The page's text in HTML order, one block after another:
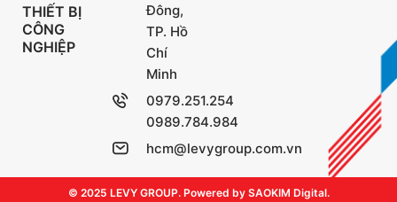
THIẾT BỊ
CÔNG
NGHIỆP
Đông,
TP. Hồ
Chí
Minh
0979.251.254
0989.784.984
hcm@levygroup.com.vn
© 2025 LEVY GROUP. Powered by SAOKIM Digital.